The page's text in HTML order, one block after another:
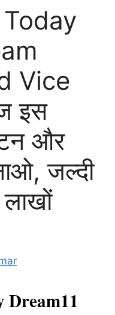
Vice
इस
और
जल्दी
Dream11